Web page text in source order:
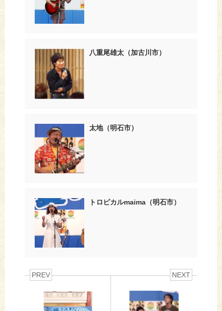
八重尾雄太（加古川市）
太地（明石市）
トロピカルmaima（明石市）
PREV NEXT